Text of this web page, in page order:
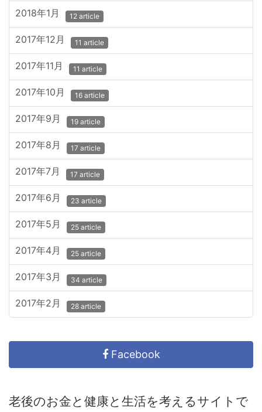
2018年1月 12 article
2017年12月 11 article
2017年11月 11 article
2017年10月 16 article
2017年9月 19 article
2017年8月 17 article
2017年7月 17 article
2017年6月 23 article
2017年5月 25 article
2017年4月 25 article
2017年3月 34 article
2017年2月 28 article
Facebook
老後のお金と健康と生活を考えるサイトで